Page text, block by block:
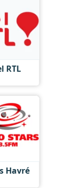
RTL
Havré